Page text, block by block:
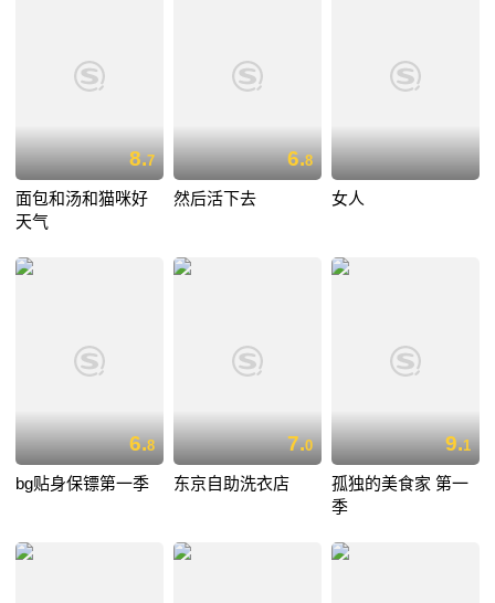
8.7
面包和汤和猫咪好
天气
6.8
然后活下去 女人
6.8
bg贴身保镖第一季
7.0
东京自助洗衣店
9.1
孤独的美食家 第一
季